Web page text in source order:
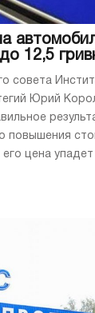
12,5
совета
Юрий
повышения
его цена